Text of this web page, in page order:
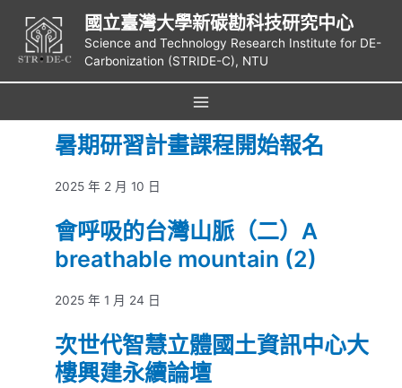
內
國立臺灣大學新碳勘科技研究中心
Science and Technology Research Institute for DE-
Carbonization (STRIDE-C), NTU
Main
Menu
暑期研習計畫課程開始報名
2025 年 2 月 10 日
會呼吸的台灣山脈（二）A
breathable mountain (2)
2025 年 1 月 24 日
次世代智慧立體國土資訊中心大
樓興建永續論壇